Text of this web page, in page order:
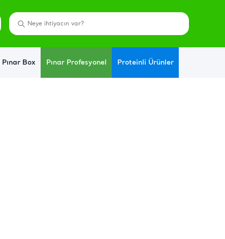
Pınar Box Pınar Profesyonel Proteinli Ürünler